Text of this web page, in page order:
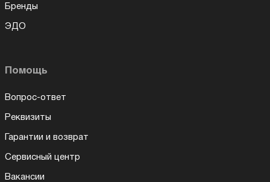
Бренды
ЭДО
Помощь
Вопрос-ответ
Реквизиты
Гарантии и возврат
Сервисный центр
Вакансии